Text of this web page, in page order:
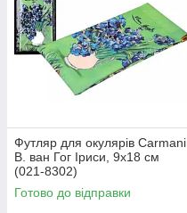
Футляр для окулярів Carmani
В. ван Гог Іриси, 9х18 см
(021-8302)
Готово до відправки